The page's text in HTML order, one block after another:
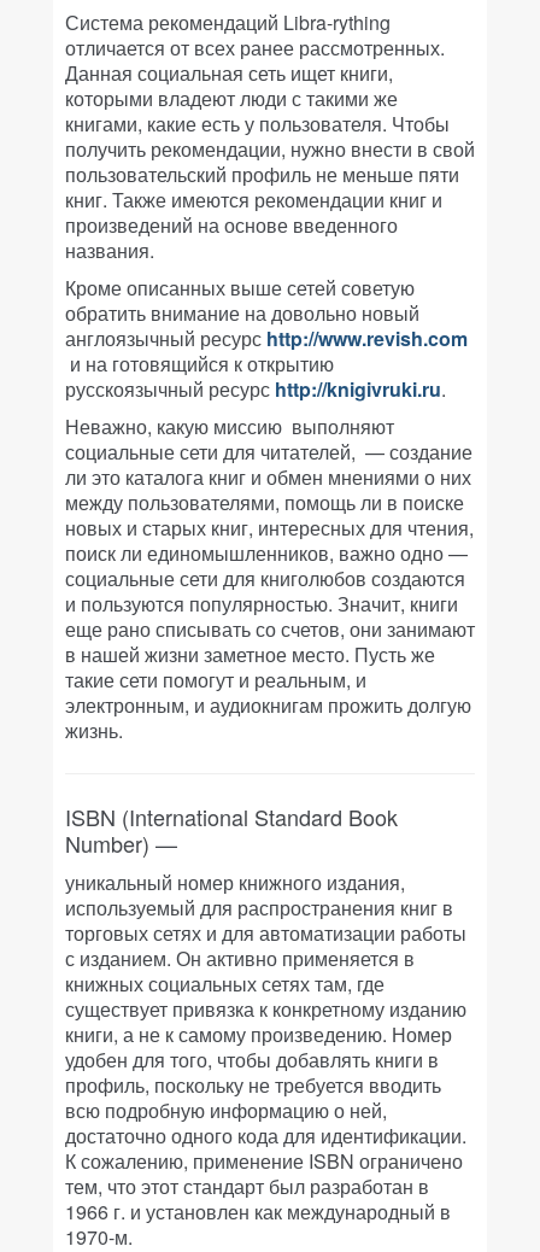
Система рекомендаций Libra-rything
отличается от всех ранее рассмотренных.
Данная социальная сеть ищет книги,
которыми владеют люди с такими же
книгами, какие есть у пользователя. Чтобы
получить рекомендации, нужно внести в свой
пользовательский профиль не меньше пяти
книг. Также имеются рекомендации книг и
произведений на основе введенного
названия.
Кроме описанных выше сетей советую
обратить внимание на довольно новый
англоязычный ресурс http://www.revish.com
и на готовящийся к открытию
русскоязычный ресурс http://knigivruki.ru.
Неважно, какую миссию выполняют
социальные сети для читателей, — создание
ли это каталога книг и обмен мнениями о них
между пользователями, помощь ли в поиске
новых и старых книг, интересных для чтения,
поиск ли единомышленников, важно одно —
социальные сети для книголюбов создаются
и пользуются популярностью. Значит, книги
еще рано списывать со счетов, они занимают
в нашей жизни заметное место. Пусть же
такие сети помогут и реальным, и
электронным, и аудиокнигам прожить долгую
жизнь.
ISBN (International Standard Book
Number) —
уникальный номер книжного издания,
используемый для распространения книг в
торговых сетях и для автоматизации работы
с изданием. Он активно применяется в
книжных социальных сетях там, где
существует привязка к конкретному изданию
книги, а не к самому произведению. Номер
удобен для того, чтобы добавлять книги в
профиль, поскольку не требуется вводить
всю подробную информацию о ней,
достаточно одного кода для идентификации.
К сожалению, применение ISBN ограничено
тем, что этот стандарт был разработан в
1966 г. и установлен как международный в
1970-м.